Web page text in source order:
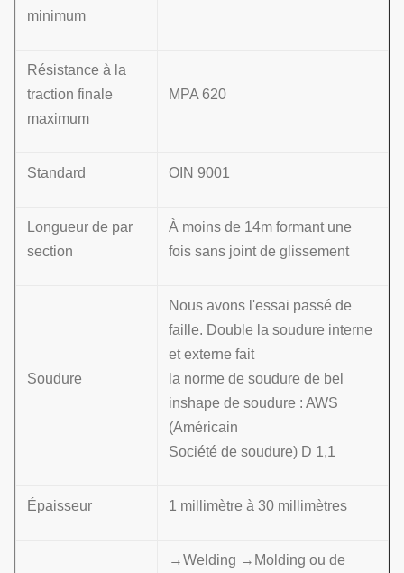
minimum
Résistance à la
traction finale
maximum
MPA 620
Standard OIN 9001
Longueur de par
section
À moins de 14m formant une
fois sans joint de glissement
Soudure
Nous avons l'essai passé de
faille. Double la soudure interne
et externe fait
la norme de soudure de bel
inshape de soudure : AWS
(Américain
Société de soudure) D 1,1
Épaisseur 1 millimètre à 30 millimètres
→Welding →Molding ou de